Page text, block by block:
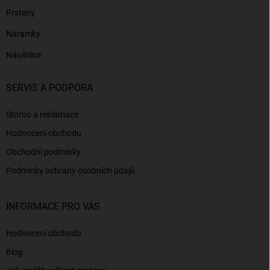
Prsteny
Náramky
Náušnice
SERVIS A PODPORA
Storno a reklamace
Hodnocení obchodu
Obchodní podmínky
Podmínky ochrany osobních údajů
INFORMACE PRO VÁS
Hodnocení obchodu
Blog